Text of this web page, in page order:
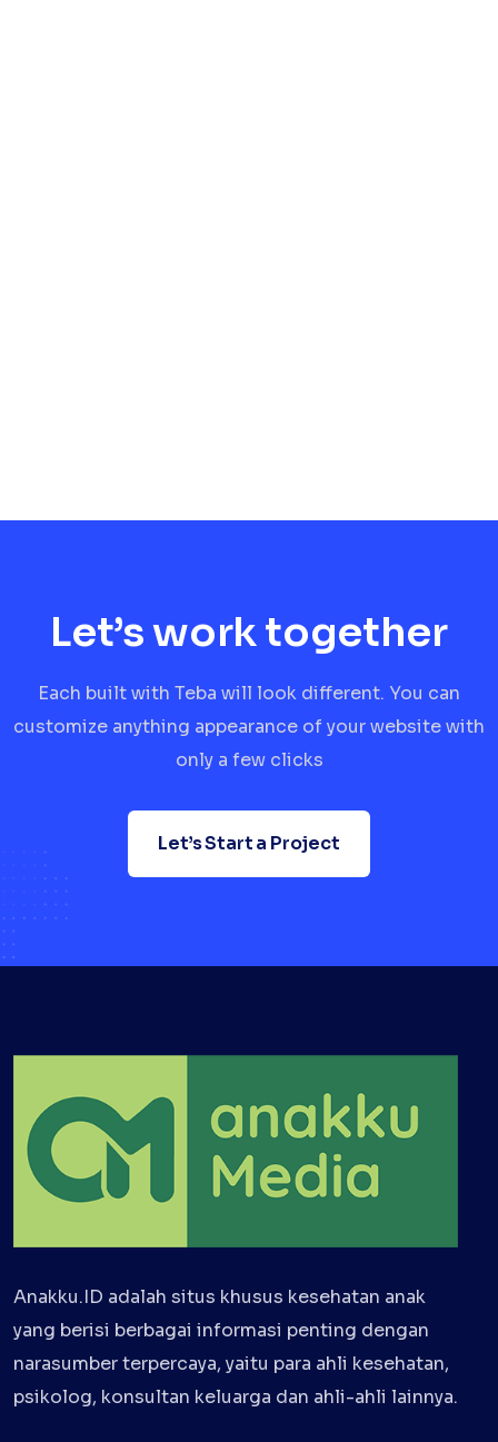
Let’s work together
Each built with Teba will look different. You can
customize anything appearance of your website with
only a few clicks
Let’s Start a Project
Anakku.ID adalah situs khusus kesehatan anak
yang berisi berbagai informasi penting dengan
narasumber terpercaya, yaitu para ahli kesehatan,
psikolog, konsultan keluarga dan ahli-ahli lainnya.